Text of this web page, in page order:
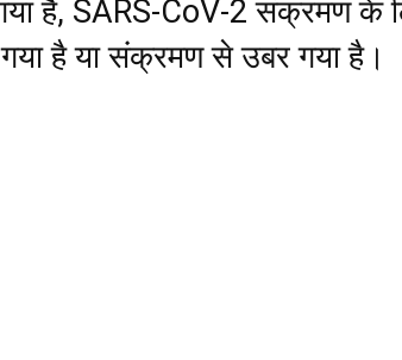
है, SARS-CoV-2 संक्रमण के
गया है या संक्रमण से उबर गया है।